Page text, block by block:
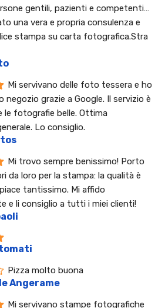
gentili, pazienti e competenti…
una vera e propria consulenza e
stampa su carta fotografica.Stra
Mi servivano delle foto tessera e ho
grazie a Google. Il servizio è
fotografie belle. Ottima
Lo consiglio.
Mi trovo sempre benissimo! Porto
da loro per la stampa: la qualità è
tantissimo. Mi affido
e li consiglio a tutti i miei clienti!
Pizza molto buona
Angerame
Mi servivano stampe fotografiche